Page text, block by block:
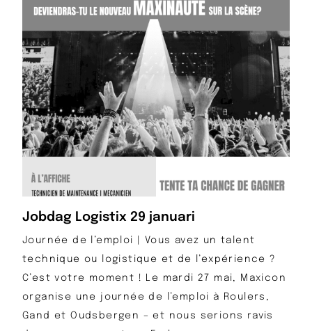
Jobdag Logistix 29 januari
Journée de l’emploi | Vous avez un talent
technique ou logistique et de l’expérience ?
C’est votre moment ! Le mardi 27 mai, Maxicon
organise une journée de l’emploi à Roulers,
Gand et Oudsbergen – et nous serions ravis